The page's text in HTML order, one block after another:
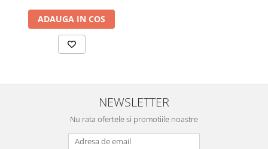
Textură lejeră ce pătrunde rapid în piele
Absorbție imediată și întindere ușoară
Efect catifelant și emolient
ADAUGA IN COS
NEWSLETTER
Nu rata ofertele si promotiile noastre